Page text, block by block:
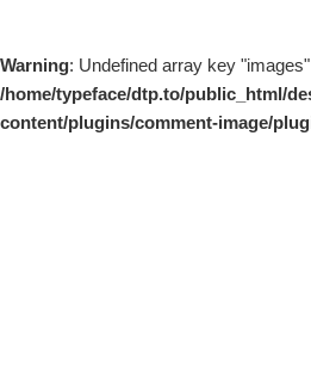
Warning: Undefined array key
/home/typeface/dtp.to/public_html/
content/plugins/comment-image/